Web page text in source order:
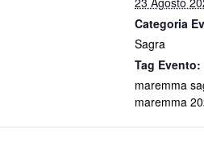
Categoria
Sagra
Tag Evento:
maremma
maremma